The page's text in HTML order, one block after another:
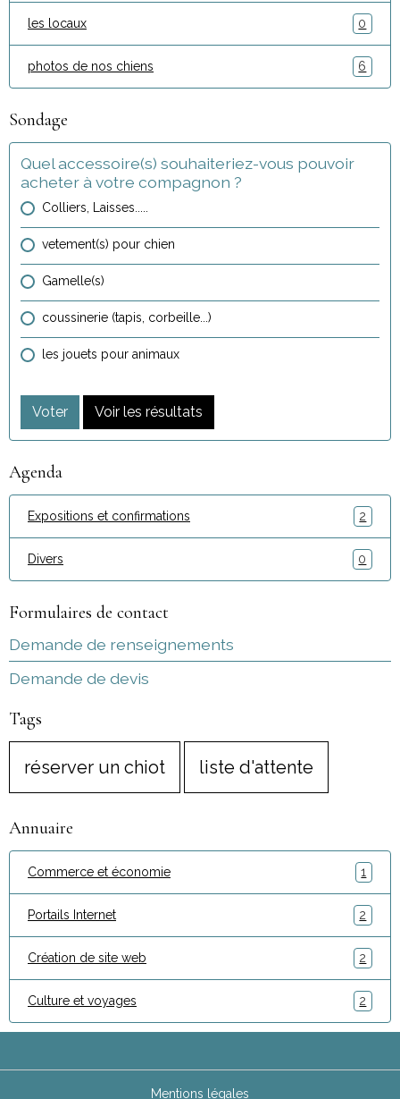
les locaux 0
photos de nos chiens 6
Sondage
Quel accessoire(s) souhaiteriez-vous pouvoir
acheter à votre compagnon ?
Colliers, Laisses.....
vetement(s) pour chien
Gamelle(s)
coussinerie (tapis, corbeille...)
les jouets pour animaux
Voter Voir les résultats
Agenda
Expositions et confirmations 2
Divers 0
Formulaires de contact
Demande de renseignements
Demande de devis
Tags
réserver un chiot liste d'attente
Annuaire
Commerce et économie 1
Portails Internet 2
Création de site web 2
Culture et voyages 2
Mentions légales